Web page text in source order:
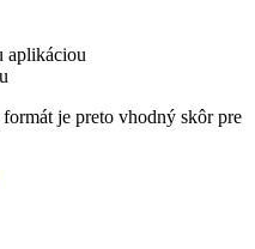
aplikáciou
je preto vhodný skôr pre